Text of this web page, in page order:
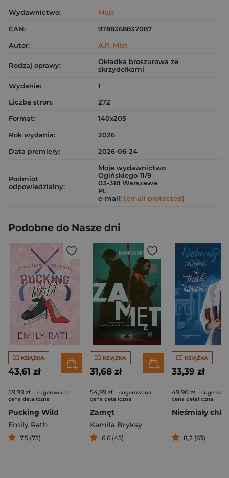
Wydawnictwo:
Moje
EAN:
9788368837087
Autor:
A.P. Mist
Rodzaj oprawy:
Okładka broszurowa ze
skrzydełkami
Wydanie:
1
Liczba stron:
272
Format:
140x205
Rok wydania:
2026
Data premiery:
2026-06-24
Podmiot
odpowiedzialny:
Moje wydawnictwo
Ogińskiego 11/9
03-318 Warszawa
PL
e-mail: [email protected]
Podobne do Nasze dni
KSIĄŻKA
43,61 zł
59,99 zł - sugerowana
cena detaliczna
Pucking Wild
Emily Rath
7,5 (73)
KSIĄŻKA
31,68 zł
54,99 zł - sugerowana
cena detaliczna
Zamęt
Kamila Bryksy
6,6 (45)
KSIĄŻKA
33,39 zł
49,90 zł -
cena detaliczna
8,2 (63)